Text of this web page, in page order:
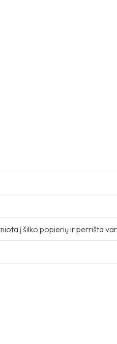
į šilko popierių ir perrišta